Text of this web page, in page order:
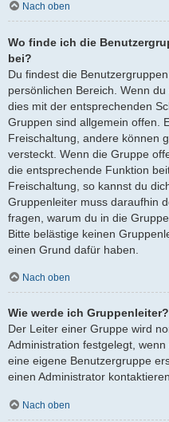
Nach oben
Wo finde ich die
bei?
Du findest die
persönlichen Bereich. Wenn
dies mit der entsprechenden
Gruppen sind allgemein offen.
Freischaltung, andere können
versteckt. Wenn die Gruppe
die entsprechende Funktion
Freischaltung, so kannst du
Gruppenleiter muss daraufhin
fragen, warum du in die
Bitte belästige keinen
einen Grund dafür haben.
Nach oben
Wie werde ich Gruppenleiter?
Der Leiter einer Gruppe wird
Administration festgelegt,
eine eigene Benutzergruppe
einen Administrator
Nach oben